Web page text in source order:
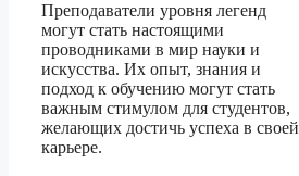
Преподаватели уровня легенд
могут стать настоящими
проводниками в мир науки и
искусства. Их опыт, знания и
подход к обучению могут стать
важным стимулом для студентов,
желающих достичь успеха в своей
карьере.